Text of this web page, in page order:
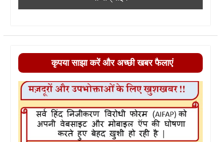
कृपया साझा करें और अच्छी खबर फैलाएं